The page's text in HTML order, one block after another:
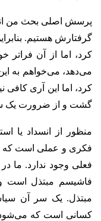
پرسش اصلی بحث من
گرفتارش هستیم.
کرد، اما از آن
می‌دهد، می‌خواهم به
کرد، اما این آری کافی
گشت و از ضرورت یک
منظور از انسداد یا
فکری و عملی است که
فعلی وجود ندارد. ما
فاشیسم مبتذل است
مبتذل. یک سر آن
کسانی است که می‌شود